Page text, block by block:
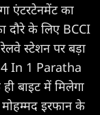
एंटरटेनमेंट का
दौरे के लिए BCCI
स्टेशन पर बड़ा
4 In 1 Paratha
बाइट में मिलेगा
मोहम्मद इरफान के